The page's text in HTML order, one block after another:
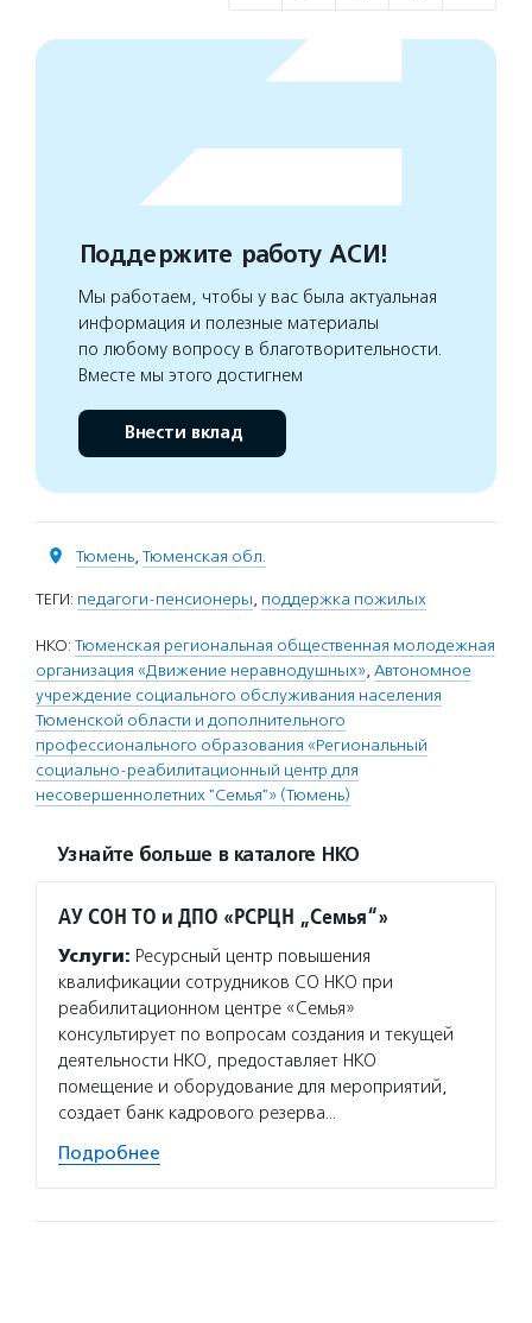
Поддержите работу АСИ!
Мы работаем, чтобы у вас была актуальная
информация и полезные материалы
по любому вопросу в благотворительности.
Вместе мы этого достигнем
Внести вклад
Тюмень, Тюменская обл.
ТЕГИ: педагоги-пенсионеры, поддержка пожилых
НКО: Тюменская региональная общественная молодежная
организация «Движение неравнодушных», Автономное
учреждение социального обслуживания населения
Тюменской области и дополнительного
профессионального образования «Региональный
социально-реабилитационный центр для
несовершеннолетних "Семья"» (Тюмень)
Узнайте больше в каталоге НКО
АУ СОН ТО и ДПО «РСРЦН „Семья“»
Услуги: Ресурсный центр повышения
квалификации сотрудников СО НКО при
реабилитационном центре «Семья»
консультирует по вопросам создания и текущей
деятельности НКО, предоставляет НКО
помещение и оборудование для мероприятий,
создает банк кадрового резерва…
Подробнее